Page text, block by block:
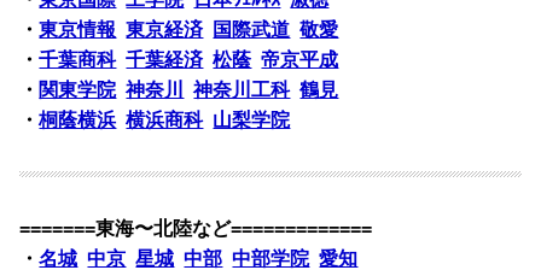
・東京情報 東京経済 国際武道 敬愛
・千葉商科 千葉経済 松蔭 帝京平成
・ 関東学院 神奈川 神奈川工科 鶴見
・桐蔭横浜 横浜商科 山梨学院
=======東海〜北陸など=============
・名城 中京 星城 中部 中部学院 愛知